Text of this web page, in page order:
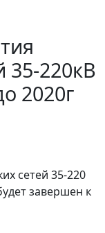
35-220кВ
2020г
сетей 35-220
завершен к